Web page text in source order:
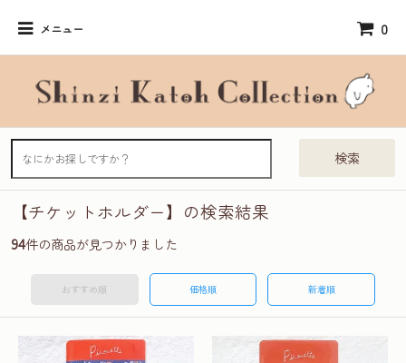
メニュー 0
検索
【チケットホルダー】の検索結果
94件の商品が見つかりました
おすすめ順 価格順 新着順